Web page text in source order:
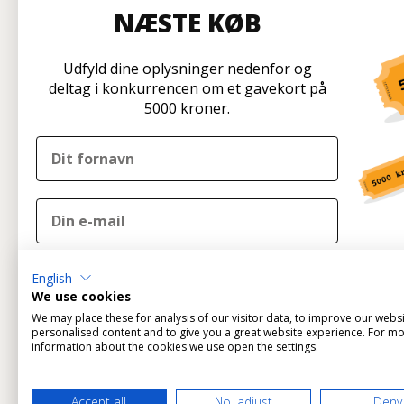
Strøm kabler
Kabler Til Billede
Data & Netværks Kabler
Information
Ofte stillede spørgsmål
Brand
Profil & Vilkår
Betaling
Fortryd ordre
Om os
Kun
English
We use cookies
We may place these for analysis of our visitor data, to improve our
personalised content and to give you a great website experience. For
information about the cookies we use open the settings.
NÆSTE KØB
Udfyld dine oplysninger nedenfor og
deltag i konkurrencen om et gavekort på
5000 kroner.
DELTAG I KONKURRENCEN
Nej tak
Ved tilmelding til konkurrencen tilmelder du dig
Disconetto'privatlivspolitik.